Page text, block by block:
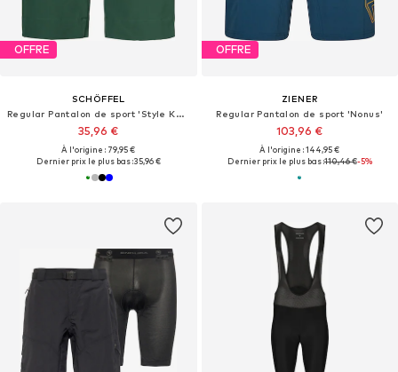
OFFRE
SCHÖFFEL
Regular Pantalon de sport 'Style Keitele'
35,96 €
À l'origine : 79,95 €
Dernier prix le plus bas :35,96 €
OFFRE
ZIENER
Regular Pantalon de sport 'Nonus'
103,96 €
À l'origine : 144,95 €
Dernier prix le plus bas :110,46 €-5%